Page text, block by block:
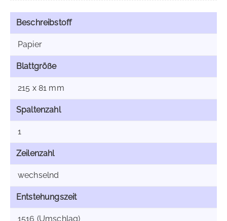
Beschreibstoff
Papier
Blattgröße
215 x 81 mm
Spaltenzahl
1
Zeilenzahl
wechselnd
Entstehungszeit
1516 (Umschlag)